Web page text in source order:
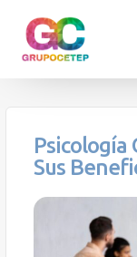
Psicología
Sus